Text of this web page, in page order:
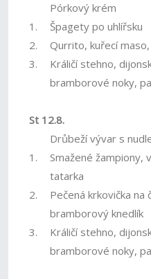
Pórkový krém
1.
Špagety po uhlířsku
2.
Qurrito, kuřecí
3.
Králičí stehno,
bramborové noky,
St 12.8.
Drůbeží vývar s
1.
Smažené žampiony,
tatarka
2.
Pečená krkovička na
bramborový knedlík
3.
Králičí stehno,
bramborové noky,